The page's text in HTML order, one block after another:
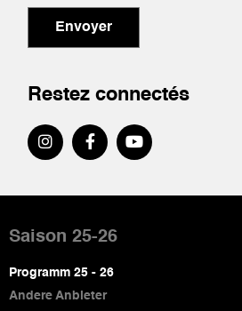
Envoyer
Restez connectés
de
page
Saison 25-26
Programm 25 - 26
Andere Anbieter